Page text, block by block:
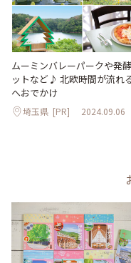
ムーミンバレーパークや発
ットなど♪ 北欧時間が流れ
へおでかけ
埼玉県 [PR] 2024.09.06